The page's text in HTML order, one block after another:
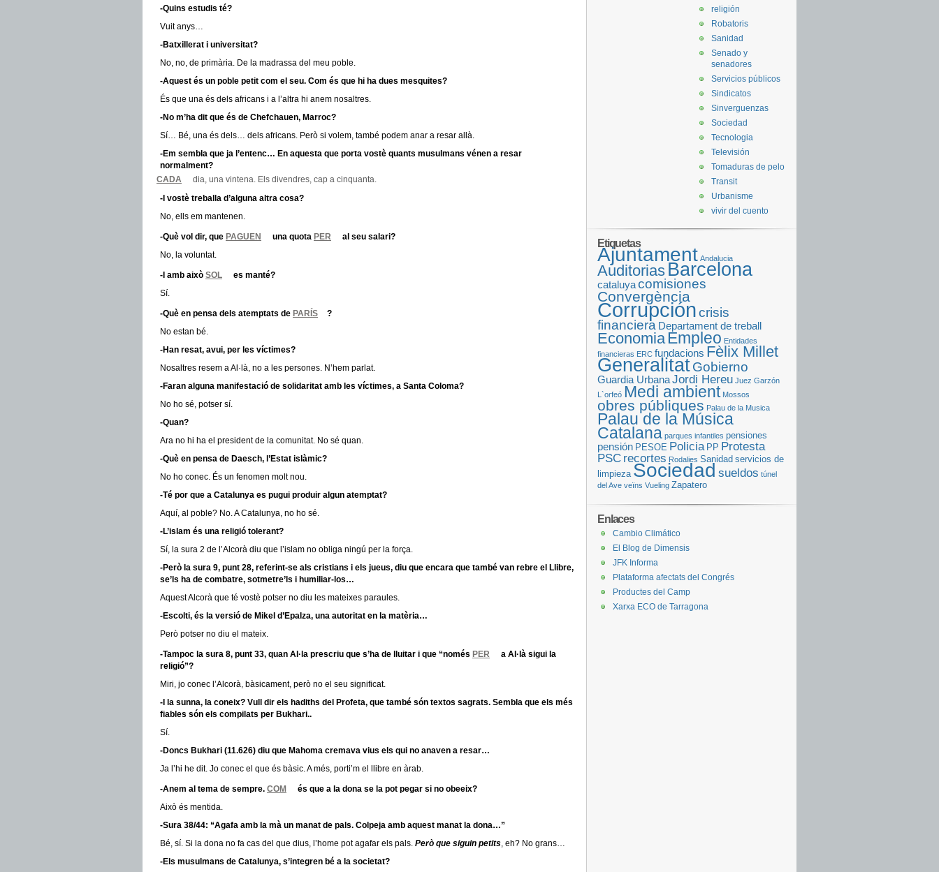
-Quins estudis té?
Vuit anys…
-Batxillerat i universitat?
No, no, de primària. De la madrassa del meu poble.
-Aquest és un poble petit com el seu. Com és que hi ha dues mesquites?
És que una és dels africans i a l’altra hi anem nosaltres.
-No m’ha dit que és de Chefchauen, Marroc?
Sí… Bé, una és dels… dels africans. Però si volem, també podem anar a resar allà.
-Em sembla que ja l’entenc… En aquesta que porta vostè quants musulmans vénen a resar
normalment?
CADA
dia, una vintena. Els divendres, cap a cinquanta.
-I vostè treballa d’alguna altra cosa?
No, ells em mantenen.
-Què vol dir, que PAGUEN una quota PER
al seu salari?
No, la voluntat.
-I amb això SOL
es manté?
Sí.
-Què en pensa dels atemptats de PARÍS
?
No estan bé.
-Han resat, avui, per les víctimes?
Nosaltres resem a Al·là, no a les persones. N’hem parlat.
-Faran alguna manifestació de solidaritat amb les víctimes, a Santa Coloma?
No ho sé, potser sí.
-Quan?
Ara no hi ha el president de la comunitat. No sé quan.
-Què en pensa de Daesch, l’Estat islàmic?
No ho conec. És un fenomen molt nou.
-Té por que a Catalunya es pugui produir algun atemptat?
Aquí, al poble? No. A Catalunya, no ho sé.
-L’islam és una religió tolerant?
Sí, la sura 2 de l’Alcorà diu que l’islam no obliga ningú per la força.
-Però la sura 9, punt 28, referint-se als cristians i els jueus, diu que encara que també van rebre el Llibre,
se’ls ha de combatre, sotmetre’ls i humiliar-los…
Aquest Alcorà que té vostè potser no diu les mateixes paraules.
-Escolti, és la versió de Mikel d’Epalza, una autoritat en la matèria…
Però potser no diu el mateix.
-Tampoc la sura 8, punt 33, quan Al·la prescriu que s’ha de lluitar i que “només PER
a Al·là sigui la
religió”?
Miri, jo conec l’Alcorà, bàsicament, però no el seu significat.
-I la sunna, la coneix? Vull dir els hadiths del Profeta, que també són textos sagrats. Sembla que els més
fiables són els compilats per Bukhari..
Sí.
-Doncs Bukhari (11.626) diu que Mahoma cremava vius els qui no anaven a resar…
Ja l’hi he dit. Jo conec el que és bàsic. A més, porti’m el llibre en àrab.
-Anem al tema de sempre. COM
és que a la dona se la pot pegar si no obeeix?
Això és mentida.
-Sura 38/44: “Agafa amb la mà un manat de pals. Colpeja amb aquest manat la dona…”
Bé, sí. Si la dona no fa cas del que dius, l’home pot agafar els pals. Però que siguin petits, eh? No grans…
-Els musulmans de Catalunya, s’integren bé a la societat?
religión
Robatoris
Sanidad
Senado y
senadores
Servicios públicos
Sindicatos
Sinverguenzas
Sociedad
Tecnologia
Televisión
Tomaduras de pelo
Transit
Urbanisme
vivir del cuento
Etiquetas
Ajuntament Andalucia
Auditorias Barcelona
cataluyacomisiones
Convergència
Corrupcióncrisis
financiera Departament de treball
EconomiaEmpleo Entidades
financieras ERC fundacions Fèlix Millet
GeneralitatGobierno
Guardia UrbanaJordi Hereu Juez Garzón
L`orfeó Medi ambient Mossos
obres públiques Palau de la Musica
Palau de la Música
Catalana parques infantiles pensiones
pensión PESOE Policia PP Protesta
PSC recortes Rodalies Sanidad servicios de
limpieza Sociedad sueldos túnel
del Ave veïns Vueling Zapatero
Enlaces
Cambio Climático
El Blog de Dimensis
JFK Informa
Plataforma afectats del Congrés
Productes del Camp
Xarxa ECO de Tarragona